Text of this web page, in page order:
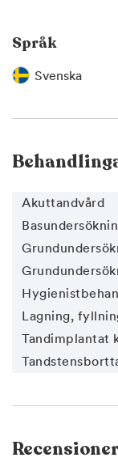
Språk
Svenska
Akuttandvård
Lagning,
Tandimplantat